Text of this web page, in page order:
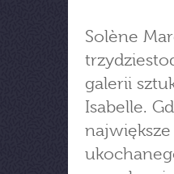
Solène
galerii
Isabelle.